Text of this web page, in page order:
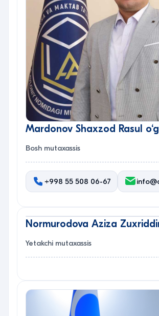
Mardonov Shaxzod Rasul
Bosh mutaxassis
+998 55 508 06-67
Normurodova Aziza
Yetakchi mutaxassis